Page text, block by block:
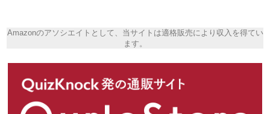
Amazonのアソシエイトとして、当サイトは適格販売により収入を得てい
ます。